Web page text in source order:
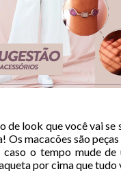
de look que você vai
Os macacões são
caso o tempo mude de
por cima que tudo